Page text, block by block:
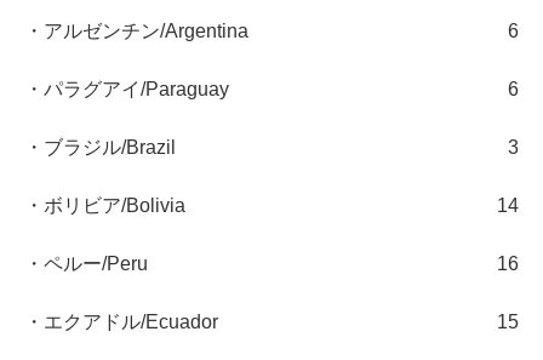
・アルゼンチン/Argentina 6
・パラグアイ/Paraguay 6
・ブラジル/Brazil 3
・ボリビア/Bolivia 14
・ペルー/Peru 16
・エクアドル/Ecuador 15